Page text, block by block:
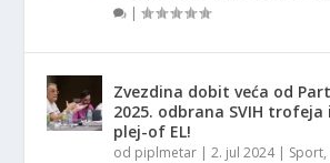
|
Zvezdina dobit veća od
2025. odbrana SVIH trofeja
plej-of EL!
od piplmetar |2. jul 2024| Sport,